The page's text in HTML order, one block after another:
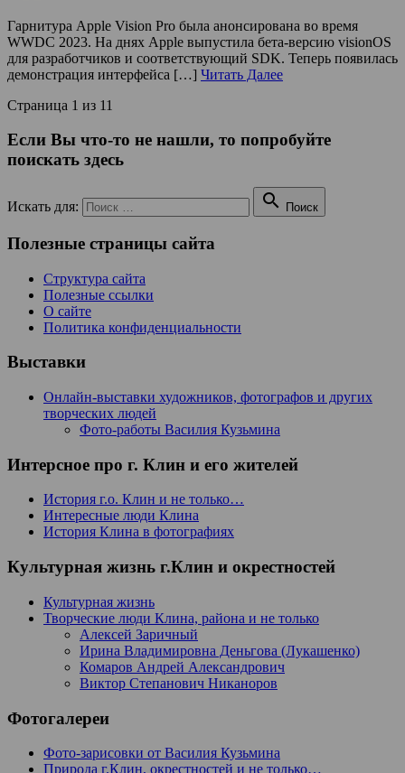
Гарнитура Apple Vision Pro была анонсирована во время
WWDC 2023. На днях Apple выпустила бета-версию visionOS
для разработчиков и соответствующий SDK. Теперь появилась
демонстрация интерфейса […] Читать Далее
Страница 1 из 11
Если Вы что-то не нашли, то попробуйте
поискать здесь
Искать для:  Поиск
Полезные страницы сайта
Структура сайта
Полезные ссылки
О сайте
Политика конфиденциальности
Выставки
Онлайн-выставки художников, фотографов и других
творческих людей
Фото-работы Василия Кузьмина
Интерсное про г. Клин и его жителей
История г.о. Клин и не только…
Интересные люди Клина
История Клина в фотографиях
Культурная жизнь г.Клин и окрестностей
Культурная жизнь
Творческие люди Клина, района и не только
Алексей Заричный
Ирина Владимировна Деньгова (Лукашенко)
Комаров Андрей Александрович
Виктор Степанович Никаноров
Фотогалереи
Фото-зарисовки от Василия Кузьмина
Природа г.Клин, окрестностей и не только…